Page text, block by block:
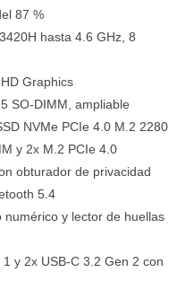
87 %
hasta 4.6 GHz, 8
Graphics
SO-DIMM, ampliable
NVMe PCIe 4.0 M.2 2280
y 2x M.2 PCIe 4.0
obturador de privacidad
5.4
numérico y lector de huellas
y 2x USB-C 3.2 Gen 2 con